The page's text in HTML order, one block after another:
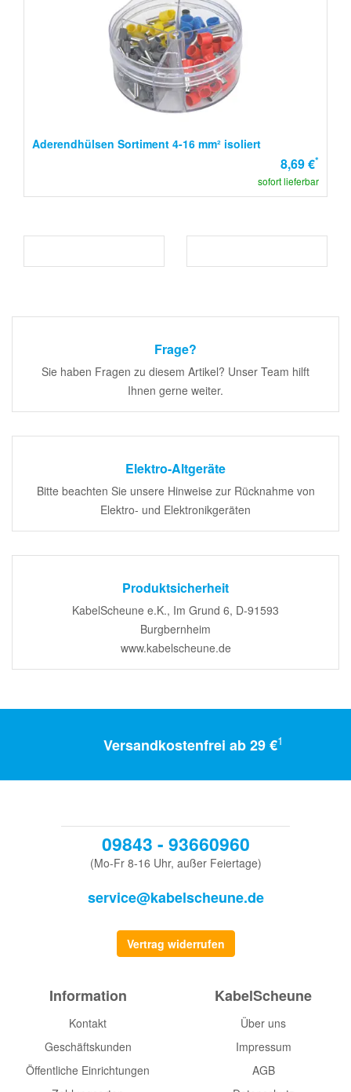
Aderendhülsen Sortiment 4-16 mm² isoliert
8,69 €*
sofort lieferbar
Frage?
Sie haben Fragen zu diesem Artikel? Unser Team hilft
Ihnen gerne weiter.
Elektro-Altgeräte
Bitte beachten Sie unsere Hinweise zur Rücknahme von
Elektro- und Elektronikgeräten
Produktsicherheit
KabelScheune e.K., Im Grund 6, D-91593
Burgbernheim
www.kabelscheune.de
Versandkostenfrei ab 29 €1
09843 - 93660960
(Mo-Fr 8-16 Uhr, außer Feiertage)
service@kabelscheune.de
Vertrag widerrufen
Information
Kontakt
Geschäftskunden
Öffentliche Einrichtungen
KabelScheune
Über uns
Impressum
AGB